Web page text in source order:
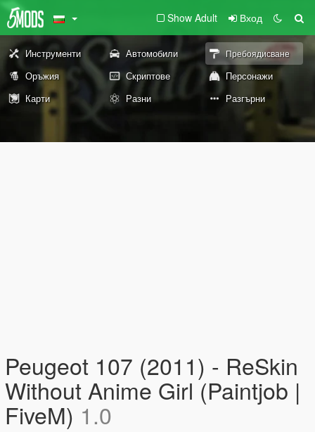
Show Adult Вход
Инструменти Автомобили Пребоядисване
Оръжия Скриптове
Персонажи
Карти
Разни Разгърни
Peugeot 107 (2011) - ReSkin
Without Anime Girl (Paintjob |
FiveM) 1.0